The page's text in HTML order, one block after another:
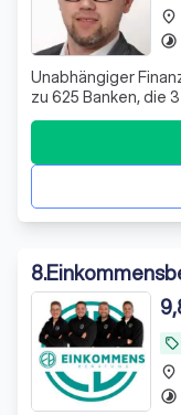
Unabhängiger
zu 625 Banken, die
& Kredite –
Strom-/
place
timelapse
8.
local_offer
place
timelapse